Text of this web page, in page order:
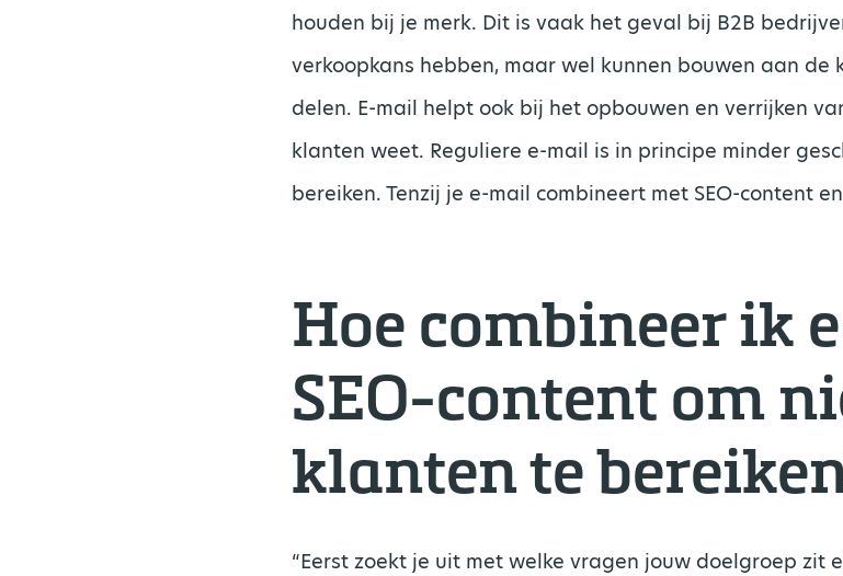
houden bij je merk. Dit is vaak het geval bij B2B
verkoopkans hebben, maar wel kunnen bouwen aan
delen. E-mail helpt ook bij het opbouwen en verrijken
klanten weet. Reguliere e-mail is in principe minder
bereiken. Tenzij je e-mail combineert met SEO-content
Hoe combineer ik
SEO-content om
klanten te
“Eerst zoekt je uit met welke vragen jouw doelgroep zit